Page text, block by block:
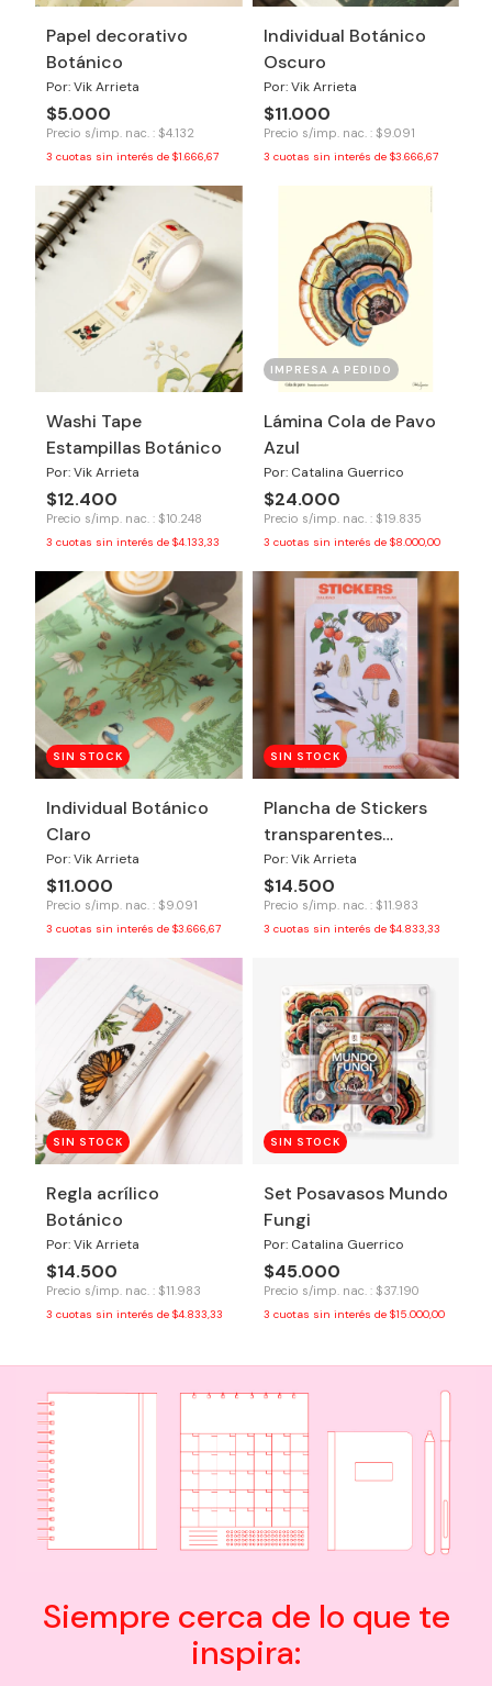
Papel decorativo
Botánico
Por: Vik Arrieta
$5.000
Precio s/imp. nac. : $4.132
3 cuotas sin interés de $1.666,67
Individual Botánico
Oscuro
Por: Vik Arrieta
$11.000
Precio s/imp. nac. : $9.091
3 cuotas sin interés de $3.666,67
Washi Tape
Estampillas Botánico
Por: Vik Arrieta
$12.400
Precio s/imp. nac. : $10.248
3 cuotas sin interés de $4.133,33
IMPRESA A PEDIDO
Lámina Cola de Pavo
Azul
Por: Catalina Guerrico
$24.000
Precio s/imp. nac. : $19.835
3 cuotas sin interés de $8.000,00
SIN STOCK
Individual Botánico
Claro
Por: Vik Arrieta
$11.000
Precio s/imp. nac. : $9.091
3 cuotas sin interés de $3.666,67
SIN STOCK
Plancha de Stickers
transparentes
Botánico
Por: Vik Arrieta
$14.500
Precio s/imp. nac. : $11.983
3 cuotas sin interés de $4.833,33
SIN STOCK
Regla acrílico
Botánico
Por: Vik Arrieta
$14.500
Precio s/imp. nac. : $11.983
3 cuotas sin interés de $4.833,33
SIN STOCK
Set Posavasos Mundo
Fungi
Por: Catalina Guerrico
$45.000
Precio s/imp. nac. : $37.190
3 cuotas sin interés de $15.000,00
Siempre cerca de lo que te
inspira: